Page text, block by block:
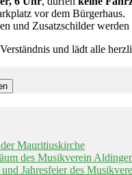
vor dem Bürgerhaus.
und Zusatzschilder werden
und lädt alle
Mauritiuskirche
des Musikverein
Jahresfeier des